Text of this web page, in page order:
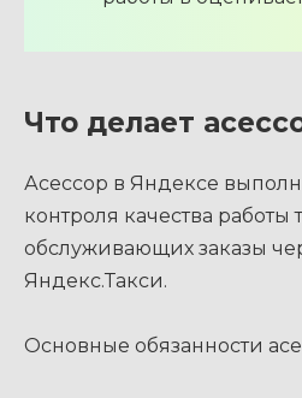
Что делает
Асессор в Яндексе
контроля качества работы
обслуживающих заказы
Яндекс.Такси.
Основные обязанности